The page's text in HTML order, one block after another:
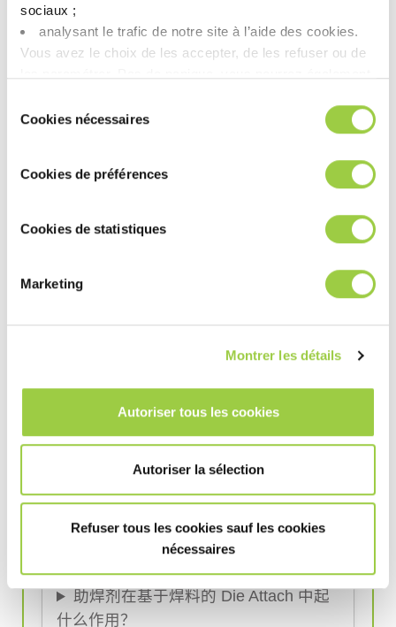
sociaux ; ​
analysant le trafic de notre site à l’aide des cookies.​
Vous avez le choix de les accepter, de les refuser ou de
cookies.​ ​ ​
duCookies nécessaires
Cookies de préférences
Cookies de statistiques
Marketing
Montrer les détails
Autoriser tous les cookies
Autoriser la sélection
Refuser tous les cookies sauf les cookies
nécessaires
Die Attach 半导体封装工
艺
常见问题 (FAQ)
艺？
Die Attach 使用哪些材料？
什么是基于焊料的 Die Attach？
要？
助焊剂在基于焊料的 Die Attach 中起
什么作用？